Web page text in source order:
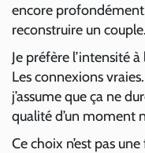
encore
reconstruire un couple.
Je préfère l’intensité
Les connexions
j’assume que ça ne
qualité d’un moment
Ce choix n’est pas